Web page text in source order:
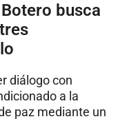
busca
diálogo con
a la
paz mediante un